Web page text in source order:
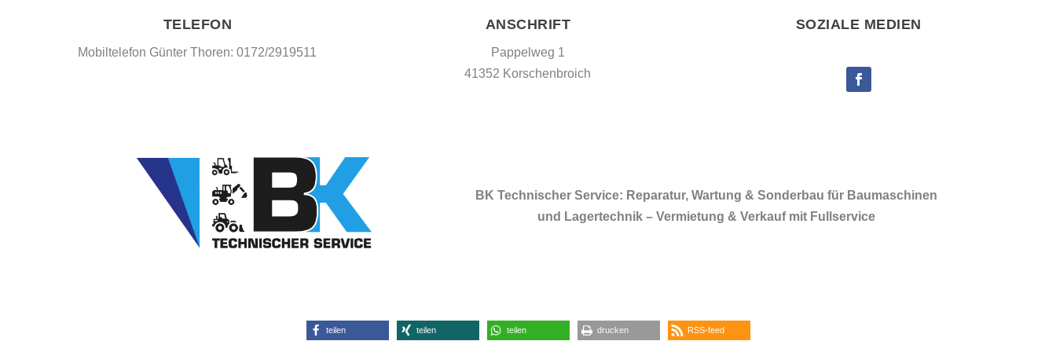
TELEFON
Mobiltelefon Günter Thoren: 0172/2919511
ANSCHRIFT
Pappelweg 1
41352 Korschenbroich
SOZIALE MEDIEN
BK Technischer Service: Reparatur, Wartung & Sonderbau für Baumaschinen
und Lagertechnik – Vermietung & Verkauf mit Fullservice
teilen teilen teilen drucken RSS-feed